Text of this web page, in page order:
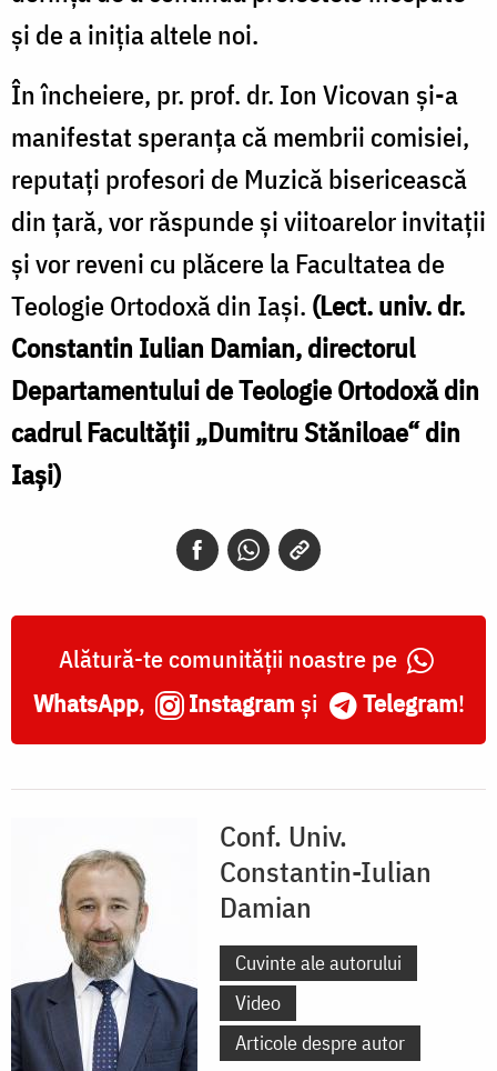
şi de a iniţia altele noi.
În încheiere, pr. prof. dr. Ion Vicovan şi-a
manifestat speranţa că membrii comisiei,
reputaţi profesori de Muzică bisericească
din ţară, vor răspunde şi viitoarelor invitaţii
şi vor reveni cu plăcere la Facultatea de
Teologie Ortodoxă din Iaşi. (Lect. univ. dr.
Constantin Iulian Damian, directorul
Departamentului de Teologie Ortodoxă din
cadrul Facultăţii „Dumitru Stăniloae“ din
Iaşi)
Alătură-te comunității noastre pe
WhatsApp, Instagram și Telegram!
Conf. Univ.
Constantin-Iulian
Damian
Cuvinte ale autorului
Video
Articole despre autor